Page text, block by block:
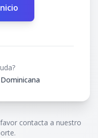
contacta a nuestro